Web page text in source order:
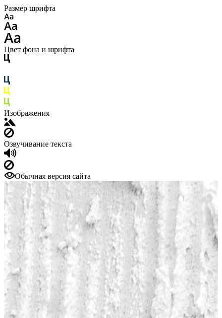
Размер шрифта
Цвет фона и шрифта
Изображения
Озвучивание текста
Обычная версия сайта